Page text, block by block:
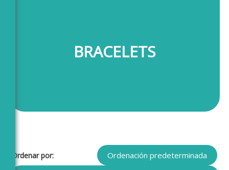
BRACELETS
Ordenar por: